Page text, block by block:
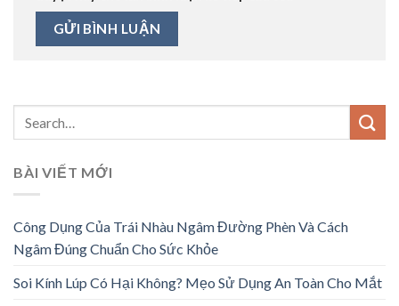
BÀI VIẾT MỚI
Công Dụng Của Trái Nhàu Ngâm Đường Phèn Và Cách
Ngâm Đúng Chuẩn Cho Sức Khỏe
Soi Kính Lúp Có Hại Không? Mẹo Sử Dụng An Toàn Cho Mắt